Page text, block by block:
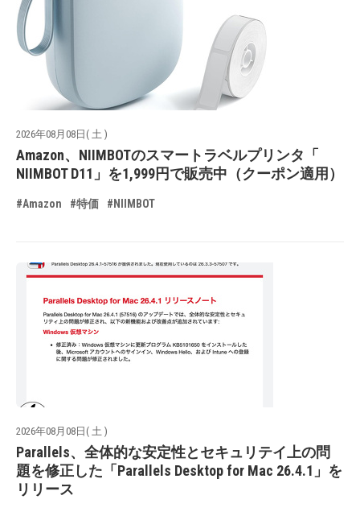
2026年08月08日( 土 )
Amazon、NIIMBOTのスマートラベルプリンタ「
NIIMBOT D11」を1,999円で販売中（クーポン適用）
#Amazon #特価 #NIIMBOT
2026年08月08日( 土 )
Parallels、全体的な安定性とセキュリテイ上の問
題を修正した「Parallels Desktop for Mac 26.4.1」を
リリース